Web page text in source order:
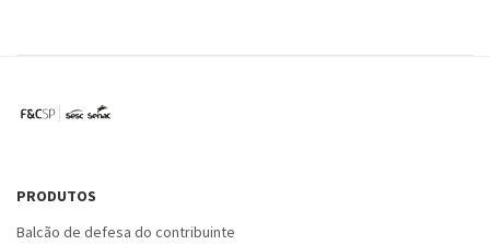
PRODUTOS
Balcão de defesa do contribuinte